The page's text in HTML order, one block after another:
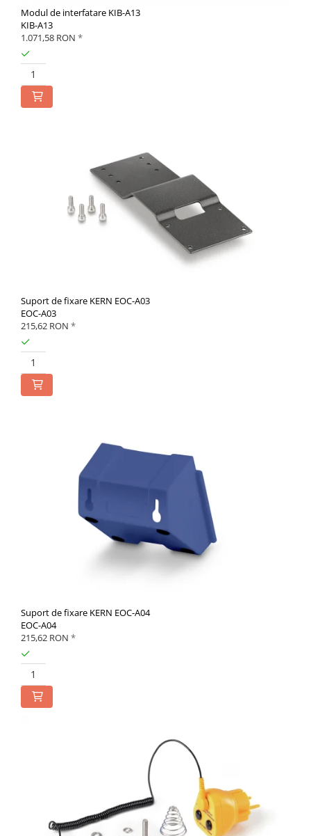
Modul de interfatare KIB-A13
KIB-A13
1.071,58 RON *
Suport de fixare KERN EOC-A03
EOC-A03
215,62 RON *
Suport de fixare KERN EOC-A04
EOC-A04
215,62 RON *